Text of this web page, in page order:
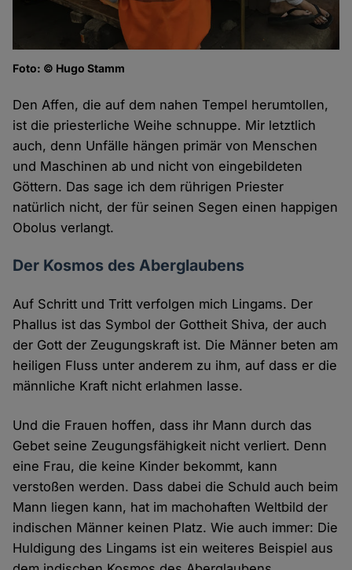
Foto: © Hugo Stamm
Den Affen, die auf dem nahen Tempel herumtollen,
ist die priesterliche Weihe schnuppe. Mir letztlich
auch, denn Unfälle hängen primär von Menschen
und Maschinen ab und nicht von eingebildeten
Göttern. Das sage ich dem rührigen Priester
natürlich nicht, der für seinen Segen einen happigen
Obolus verlangt.
Der Kosmos des Aberglaubens
Auf Schritt und Tritt verfolgen mich Lingams. Der
Phallus ist das Symbol der Gottheit Shiva, der auch
der Gott der Zeugungskraft ist. Die Männer beten am
heiligen Fluss unter anderem zu ihm, auf dass er die
männliche Kraft nicht erlahmen lasse.
Und die Frauen hoffen, dass ihr Mann durch das
Gebet seine Zeugungsfähigkeit nicht verliert. Denn
eine Frau, die keine Kinder bekommt, kann
verstoßen werden. Dass dabei die Schuld auch beim
Mann liegen kann, hat im machohaften Weltbild der
indischen Männer keinen Platz. Wie auch immer: Die
Huldigung des Lingams ist ein weiteres Beispiel aus